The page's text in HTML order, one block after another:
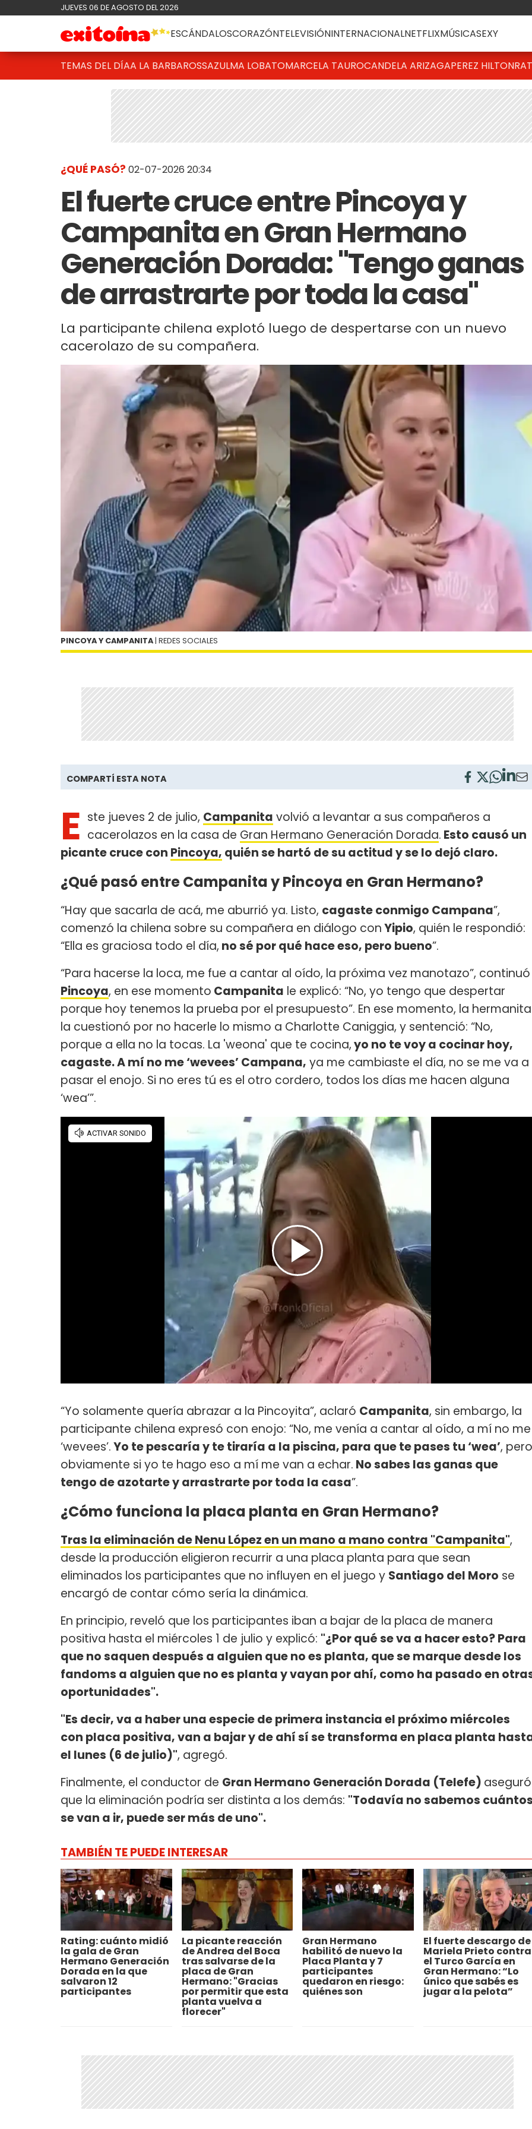
JUEVES 06 DE AGOSTO DEL 2026
ESCÁNDALOSCORAZÓNTELEVISIÓNINTERNACIONALNETFLIXMÚSICASEXY
TEMAS DEL DÍAA LA BARBAROSSAZULMA LOBATOMARCELA TAUROCANDELA ARIZAGAPEREZ HILTON
¿QUÉ PASÓ? 02-07-2026 20:34
El fuerte cruce entre Pincoya y
Campanita en Gran Hermano
Generación Dorada: "Tengo ganas
de arrastrarte por toda la casa"
La participante chilena explotó luego de despertarse con un nuevo
cacerolazo de su compañera.
PINCOYA Y CAMPANITA | REDES SOCIALES
COMPARTÍ ESTA NOTA
E ste jueves 2 de julio, Campanita volvió a levantar a sus compañeros a
cacerolazos en la casa de Gran Hermano Generación Dorada. Esto causó un
picante cruce con Pincoya, quién se hartó de su actitud y se lo dejó claro.
¿Qué pasó entre Campanita y Pincoya en Gran Hermano?
“Hay que sacarla de acá, me aburrió ya. Listo, cagaste conmigo Campana”,
comenzó la chilena sobre su compañera en diálogo conYipio, quién le respondió:
“Ella es graciosa todo el día, no sé por qué hace eso, pero bueno”.
“Para hacerse la loca, me fue a cantar al oído, la próxima vez manotazo”, continuó
Pincoya, en ese momento Campanita le explicó: “No, yo tengo que despertar
porque hoy tenemos la prueba por el presupuesto”. En ese momento, la hermanita
la cuestionó por no hacerle lo mismo a Charlotte Caniggia, y sentenció: “No,
porque a ella no la tocas. La 'weona' que te cocina,yo no te voy a cocinar hoy,
cagaste. A mí no me ‘wevees’ Campana, ya me cambiaste el día, no se me va a
pasar el enojo. Si no eres tú es el otro cordero, todos los días me hacen alguna
‘wea’”.
“Yo solamente quería abrazar a la Pincoyita”, aclaró Campanita, sin embargo, la
participante chilena expresó con enojo: “No, me venía a cantar al oído, a mí no me
‘wevees’.Yo te pescaría y te tiraría a la piscina, para que te pases tu ‘wea’, pero
obviamente si yo te hago eso a mí me van a echar. No sabes las ganas que
tengo de azotarte y arrastrarte por toda la casa”.
¿Cómo funciona la placa planta en Gran Hermano?
Tras la eliminación de Nenu López en un mano a mano contra "Campanita",
desde la producción eligieron recurrir a una placa planta para que sean
eliminados los participantes que no influyen en el juego y Santiago del Moro se
encargó de contar cómo sería la dinámica.
En principio, reveló que los participantes iban a bajar de la placa de manera
positiva hasta el miércoles 1 de julio y explicó: "¿Por qué se va a hacer esto? Para
que no saquen después a alguien que no es planta, que se marque desde los
fandoms a alguien que no es planta y vayan por ahí, como ha pasado en
oportunidades".
"Es decir, va a haber una especie de primera instancia el próximo miércoles
con placa positiva, van a bajar y de ahí sí se transforma en placa planta
el lunes (6 de julio)", agregó.
Finalmente, el conductor de Gran Hermano Generación Dorada (Telefe) aseguró
que la eliminación podría ser distinta a los demás: "Todavía no sabemos
se van a ir, puede ser más de uno".
TAMBIÉN TE PUEDE INTERESAR
Rating: cuánto midió
la gala de Gran
Hermano Generación
Dorada en la que
salvaron 12
participantes
La picante reacción
de Andrea del Boca
tras salvarse de la
placa de Gran
Hermano: "Gracias
por permitir que esta
planta vuelva a
florecer"
Gran Hermano
habilitó de nuevo la
Placa Planta y 7
participantes
quedaron en riesgo:
quiénes son
El fuerte descargo de
Mariela Prieto contra
el Turco García en
Gran Hermano: “Lo
único que sabés es
jugar a la pelota”